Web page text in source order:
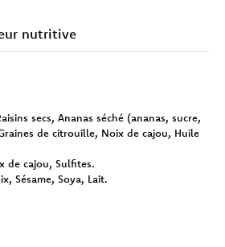
nutritive
secs, Ananas séché (ananas, sucre,
de citrouille, Noix de cajou, Huile
de cajou, Sulfites.
Sésame, Soya, Lait.